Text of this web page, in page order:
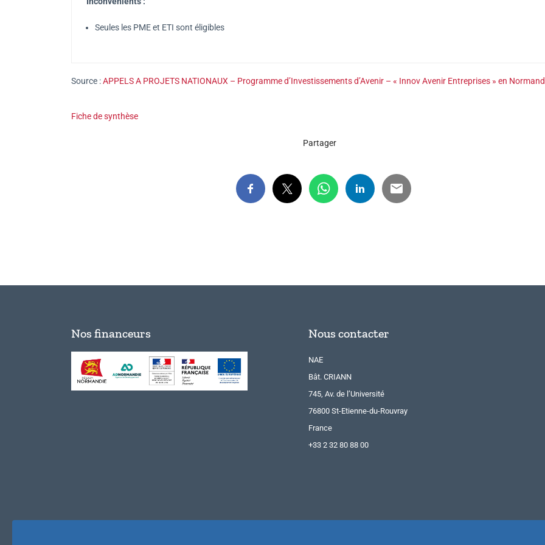
Seules les PME et ETI sont éligibles
Source :APPELS A PROJETS NATIONAUX – Programme d’Investissements d’Avenir – « Innov Avenir Entreprises » en
Fiche de synthèse
Partager
Nos financeurs Nous contacter
NAE
Bât. CRIANN
745, Av. de l’Université
76800 St-Etienne-du-Rouvray
France
+33 2 32 80 88 00